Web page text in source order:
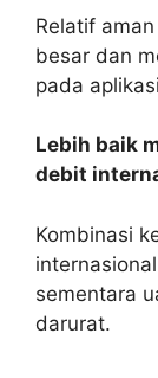
Relatif
besar dan
pada
Lebih baik
debit
Kombinasi
sementara
darurat.